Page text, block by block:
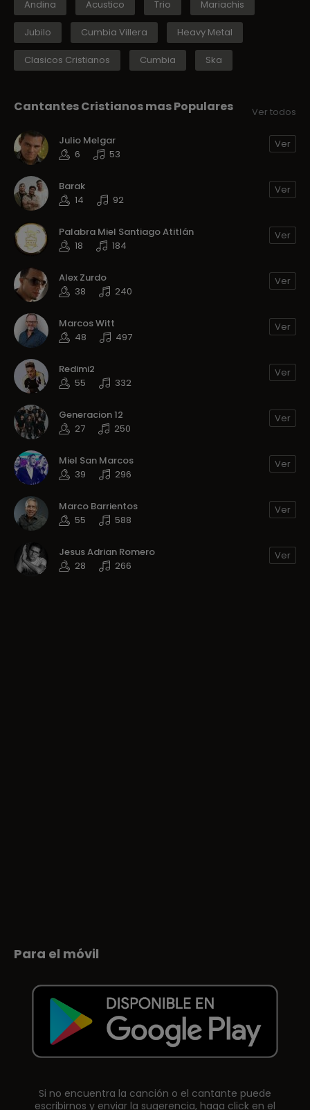
Andina Acustico Trio Mariachis
Jubilo Cumbia Villera Heavy Metal
Clasicos Cristianos Cumbia Ska
Cantantes Cristianos mas Populares Ver todos
Julio Melgar
6
53
Ver
Barak
14
92
Ver
Palabra Miel Santiago Atitlán
18
184
Ver
Alex Zurdo
38
240
Ver
Marcos Witt
48
497
Ver
Redimi2
55
332
Ver
Generacion 12
27
250
Ver
Miel San Marcos
39
296
Ver
Marco Barrientos
55
588
Ver
Jesus Adrian Romero
28
266
Ver
Para el móvil
Si no encuentra la canción o el cantante puede
escribirnos y enviar la sugerencia, haga click en el